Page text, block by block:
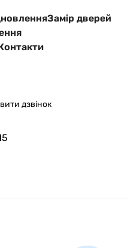
Замір дверей
дзвінок